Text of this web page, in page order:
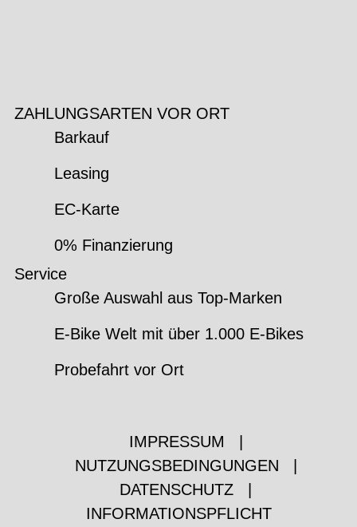
ZAHLUNGSARTEN VOR ORT
Barkauf
Leasing
EC-Karte
0% Finanzierung
Service
Große Auswahl aus Top-Marken
E-Bike Welt mit über 1.000 E-Bikes
Probefahrt vor Ort
IMPRESSUM
NUTZUNGSBEDINGUNGEN
DATENSCHUTZ
INFORMATIONSPFLICHT